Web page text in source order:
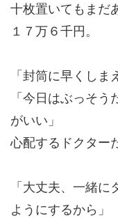
十枚置いてもまだ
１７万６千円。
「封筒に早くしま
「今日はぶっそ
がいい」
心配するドクター
「大丈夫、一緒
ようにするから」